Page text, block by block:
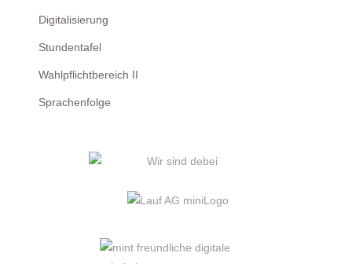
Digitalisierung
Stundentafel
Wahlpflichtbereich II
Sprachenfolge